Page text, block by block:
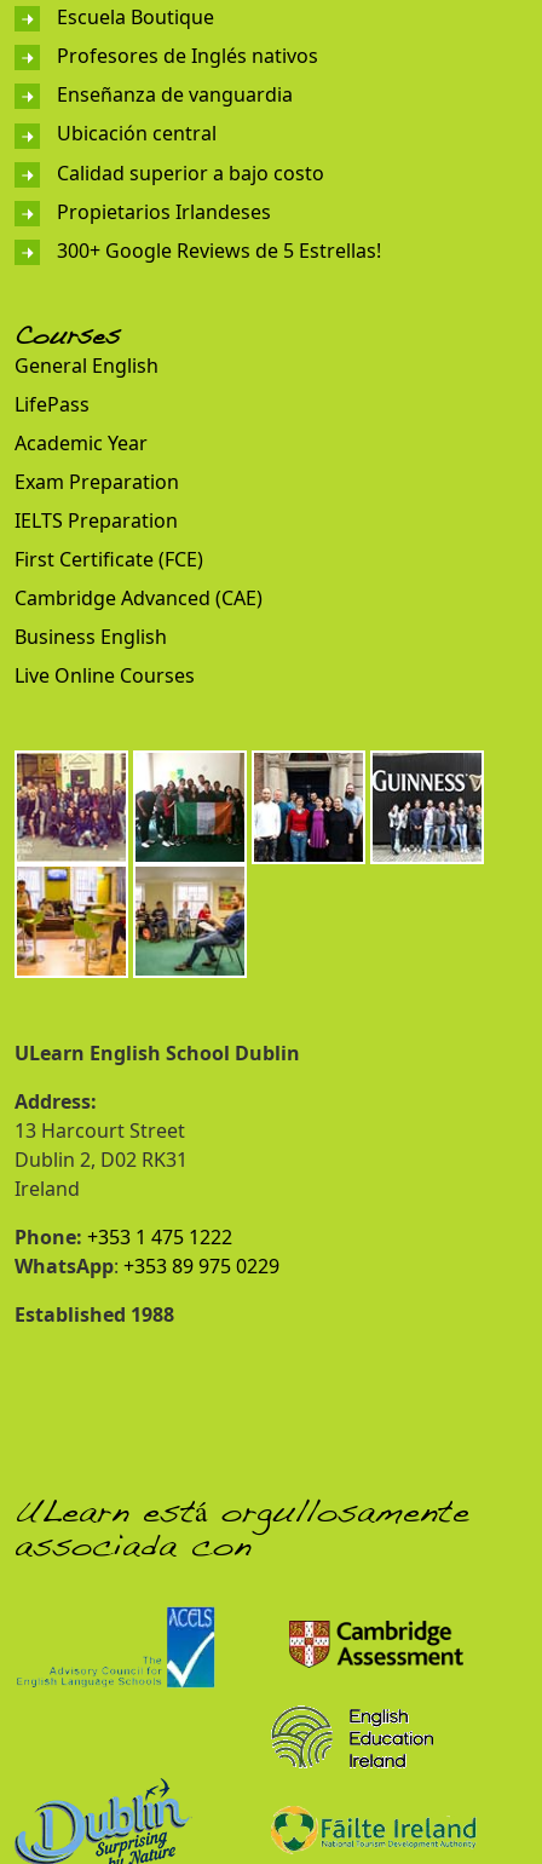
Escuela Boutique
Profesores de Inglés nativos
Enseñanza de vanguardia
Ubicación central
Calidad superior a bajo costo
Propietarios Irlandeses
300+ Google Reviews de 5 Estrellas!
Courses
General English
LifePass
Academic Year
Exam Preparation
IELTS Preparation
First Certificate (FCE)
Cambridge Advanced (CAE)
Business English
Live Online Courses
ULearn English School Dublin
Address:
13 Harcourt Street
Dublin 2, D02 RK31
Ireland
Phone: +353 1 475 1222
WhatsApp: +353 89 975 0229
Established 1988
ULearn está orgullosamente
associada con